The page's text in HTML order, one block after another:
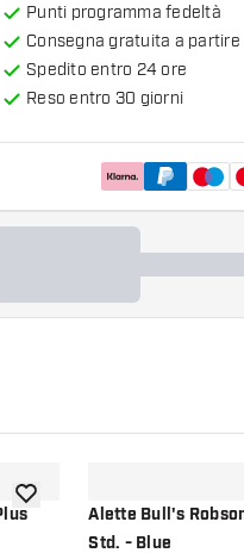
Punti programma fedeltà
Consegna gratuita a partire
Spedito entro 24 ore
Reso entro 30 giorni
aggiungi alla lista dei desideri
Alette Bull's
Std. - Blue